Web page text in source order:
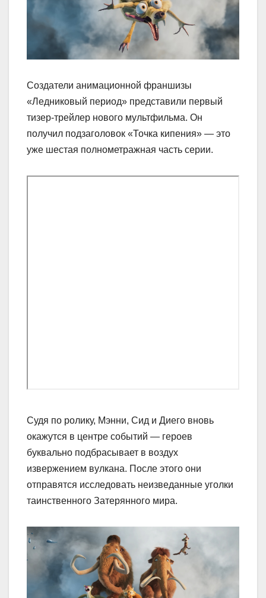
Создатели анимационной франшизы
«Ледниковый период» представили первый
тизер-трейлер нового мультфильма. Он
получил подзаголовок «Точка кипения» — это
уже шестая полнометражная часть серии.
Судя по ролику, Мэнни, Сид и Диего вновь
окажутся в центре событий — героев
буквально подбрасывает в воздух
извержением вулкана. После этого они
отправятся исследовать неизведанные уголки
таинственного Затерянного мира.